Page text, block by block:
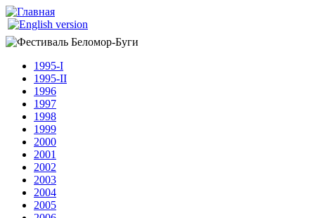
Перейти к основному содержанию
Беломор-
Буги
1995-I
1995-II
1996
1997
1998
1999
2000
2001
2002
2003
2004
2005